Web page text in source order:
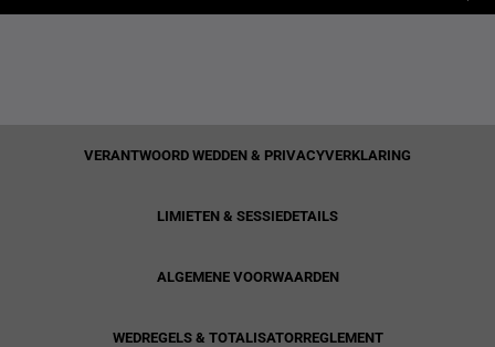
VERANTWOORD WEDDEN & PRIVACYVERKLARING
LIMIETEN & SESSIEDETAILS
ALGEMENE VOORWAARDEN
WEDREGELS & TOTALISATORREGLEMENT